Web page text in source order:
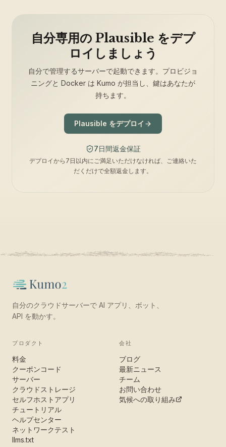
自分専用の Plausible をデプ
ロイしましょう
自分で管理するサーバーで起動できます。プロビジョ
ニングと Docker は Kumo が担当し、鍵はあなたが
持ちます。
Plausible をデプロイ
7日間返金保証
デプロイから7日以内にご満足いただけなければ、ご連絡いた
だくだけで全額返金します。
自分のクラウドサーバーで AI アプリ、ボット、
API を動かす。
プロダクト
料金
クーポンコード
サーバー
クラウドストレージ
セルフホストアプリ
チュートリアル
ヘルプセンター
ネットワークテスト
llms.txt
会社
ブログ
最新ニュース
チーム
お問い合わせ
気候への取り組み